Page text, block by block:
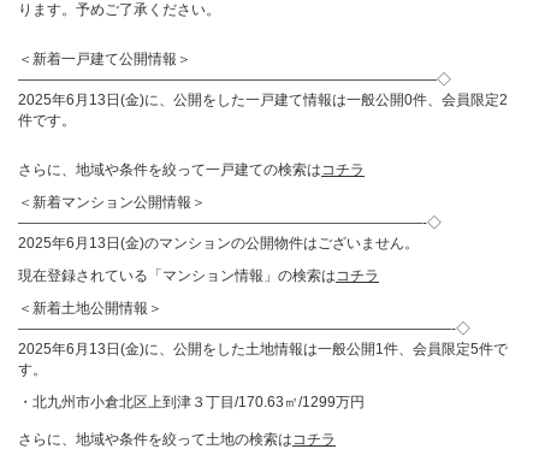
ります。予めご了承ください。
＜新着一戸建て公開情報＞
—————————————————————————————◇
2025年6月13日(金)に、公開をした一戸建て情報は一般公開0件、会員限定2
件です。
さらに、地域や条件を絞って一戸建ての検索はコチラ
＜新着マンション公開情報＞
————————————————————————————-◇
2025年6月13日(金)のマンションの公開物件はございません。
現在登録されている「マンション情報」の検索はコチラ
＜新着土地公開情報＞
——————————————————————————————-◇
2025年6月13日(金)に、公開をした土地情報は一般公開1件、会員限定5件で
す。
・北九州市小倉北区上到津３丁目/170.63㎡/1299万円
さらに、地域や条件を絞って土地の検索はコチラ